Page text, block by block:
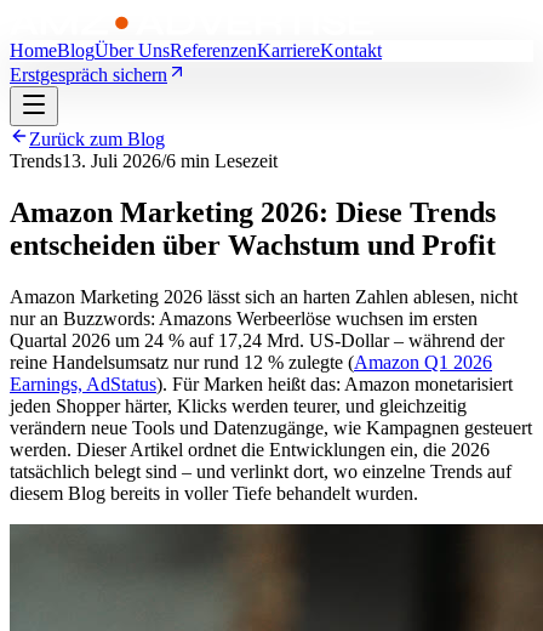
HomeBlogÜber UnsReferenzenKarriereKontakt
Erstgespräch sichern
Zurück zum Blog
Trends13. Juli 2026/6 min Lesezeit
Amazon Marketing 2026: Diese Trends
entscheiden über Wachstum und Profit
Amazon Marketing 2026 lässt sich an harten Zahlen ablesen, nicht
nur an Buzzwords: Amazons Werbeerlöse wuchsen im ersten
Quartal 2026 um 24 % auf 17,24 Mrd. US-Dollar – während der
reine Handelsumsatz nur rund 12 % zulegte (Amazon Q1 2026
Earnings, AdStatus). Für Marken heißt das: Amazon monetarisiert
jeden Shopper härter, Klicks werden teurer, und gleichzeitig
verändern neue Tools und Datenzugänge, wie Kampagnen gesteuert
werden. Dieser Artikel ordnet die Entwicklungen ein, die 2026
tatsächlich belegt sind – und verlinkt dort, wo einzelne Trends auf
diesem Blog bereits in voller Tiefe behandelt wurden.